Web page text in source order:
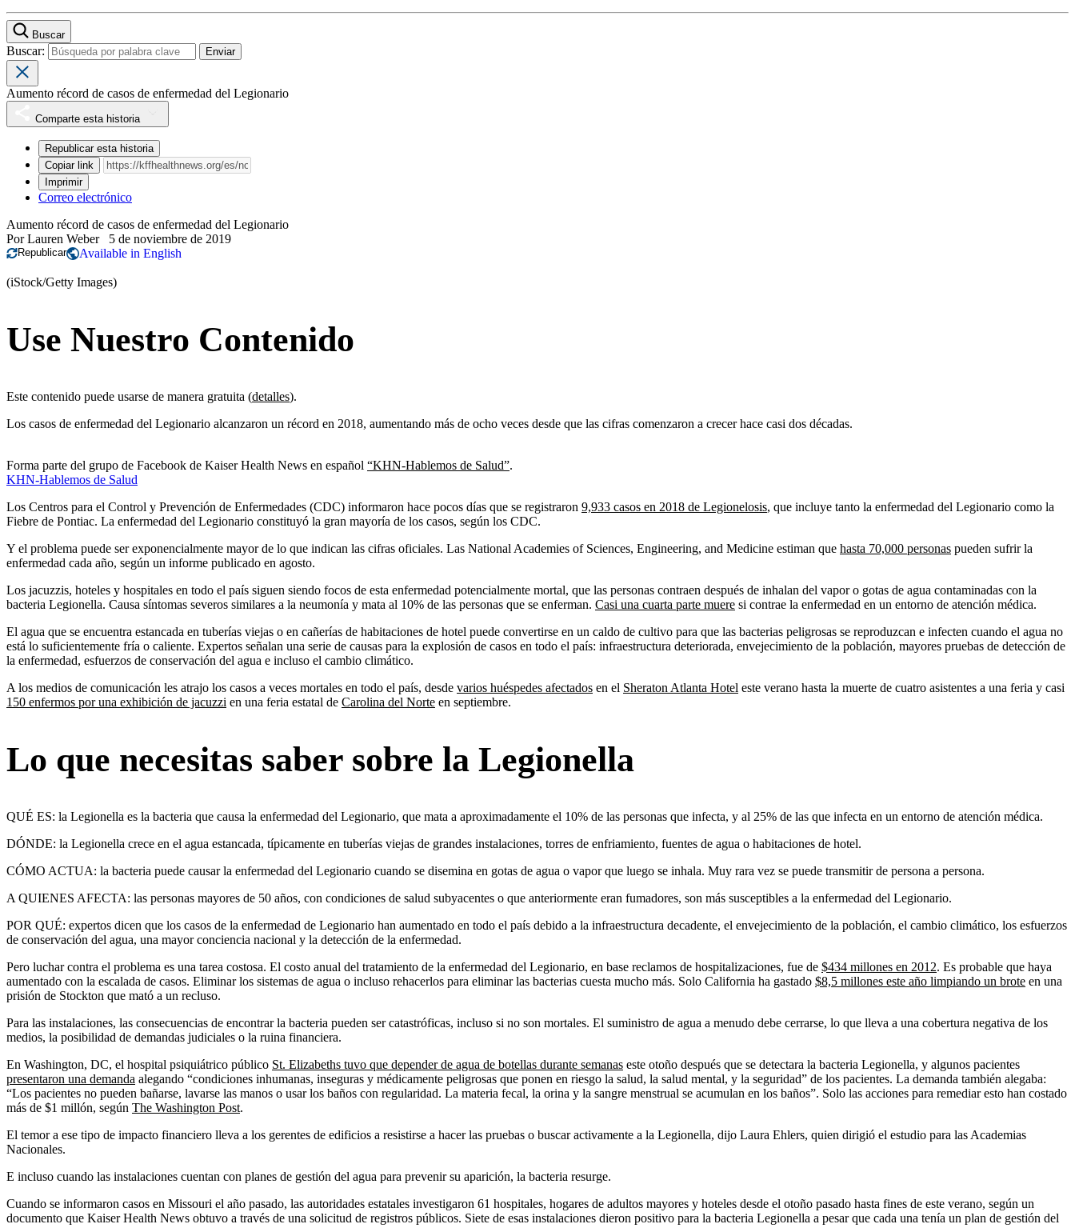
Buscar
Buscar:
Aumento récord de casos de enfermedad del Legionario
Comparte esta historia
Republicar esta historia
Copiar link
Imprimir
Correo electrónico
Aumento récord de casos de enfermedad del Legionario
PorLauren Weber 5 de noviembre de 2019
Republicar Available in English
(iStock/Getty Images)
Use Nuestro Contenido
Este contenido puede usarse de manera gratuita (detalles).
Los casos de enfermedad del Legionario alcanzaron un récord en 2018, aumentando más de ocho veces desde que las cifras comenzaron a crecer hace casi dos décadas.
Forma parte del grupo de Facebook de Kaiser Health News en español “KHN-Hablemos de Salud”.
KHN-Hablemos de Salud
Los Centros para el Control y Prevención de Enfermedades (CDC) informaron hace pocos días que se registraron 9,933 casos en 2018 de Legionelosis, que incluye tanto la enfermedad del Legionario como la
Fiebre de Pontiac. La enfermedad del Legionario constituyó la gran mayoría de los casos, según los CDC.
Y el problema puede ser exponencialmente mayor de lo que indican las cifras oficiales. Las National Academies of Sciences, Engineering, and Medicine estiman que hasta 70,000 personas pueden sufrir la
enfermedad cada año, según un informe publicado en agosto.
Los jacuzzis, hoteles y hospitales en todo el país siguen siendo focos de esta enfermedad potencialmente mortal, que las personas contraen después de inhalan del vapor o gotas de agua contaminadas con la
bacteria Legionella. Causa síntomas severos similares a la neumonía y mata al 10% de las personas que se enferman. Casi una cuarta parte muere si contrae la enfermedad en un entorno de atención médica.
El agua que se encuentra estancada en tuberías viejas o en cañerías de habitaciones de hotel puede convertirse en un caldo de cultivo para que las bacterias peligrosas se reproduzcan e infecten cuando el agua no
está lo suficientemente fría o caliente. Expertos señalan una serie de causas para la explosión de casos en todo el país: infraestructura deteriorada, envejecimiento de la población, mayores pruebas de detección de
la enfermedad, esfuerzos de conservación del agua e incluso el cambio climático.
A los medios de comunicación les atrajo los casos a veces mortales en todo el país, desde varios huéspedes afectados en el Sheraton Atlanta Hotel este verano hasta la muerte de cuatro asistentes a una feria y casi
150 enfermos por una exhibición de jacuzzi en una feria estatal de Carolina del Norte en septiembre.
Lo que necesitas saber sobre la Legionella
QUÉ ES: la Legionella es la bacteria que causa la enfermedad del Legionario, que mata a aproximadamente el 10% de las personas que infecta, y al 25% de las que infecta en un entorno de atención médica.
DÓNDE: la Legionella crece en el agua estancada, típicamente en tuberías viejas de grandes instalaciones, torres de enfriamiento, fuentes de agua o habitaciones de hotel.
CÓMO ACTUA: la bacteria puede causar la enfermedad del Legionario cuando se disemina en gotas de agua o vapor que luego se inhala. Muy rara vez se puede transmitir de persona a persona.
A QUIENES AFECTA: las personas mayores de 50 años, con condiciones de salud subyacentes o que anteriormente eran fumadores, son más susceptibles a la enfermedad del Legionario.
POR QUÉ: expertos dicen que los casos de la enfermedad de Legionario han aumentado en todo el país debido a la infraestructura decadente, el envejecimiento de la población, el cambio climático, los esfuerzos
de conservación del agua, una mayor conciencia nacional y la detección de la enfermedad.
Pero luchar contra el problema es una tarea costosa. El costo anual del tratamiento de la enfermedad del Legionario, en base reclamos de hospitalizaciones, fue de $434 millones en 2012. Es probable que haya
aumentado con la escalada de casos. Eliminar los sistemas de agua o incluso rehacerlos para eliminar las bacterias cuesta mucho más. Solo California ha gastado $8,5 millones este año limpiando un brote en una
prisión de Stockton que mató a un recluso.
Para las instalaciones, las consecuencias de encontrar la bacteria pueden ser catastróficas, incluso si no son mortales. El suministro de agua a menudo debe cerrarse, lo que lleva a una cobertura negativa de los
medios, la posibilidad de demandas judiciales o la ruina financiera.
En Washington, DC, el hospital psiquiátrico público St. Elizabeths tuvo que depender de agua de botellas durante semanas este otoño después que se detectara la bacteria Legionella, y algunos pacientes
presentaron una demanda alegando “condiciones inhumanas, inseguras y médicamente peligrosas que ponen en riesgo la salud, la salud mental, y la seguridad” de los pacientes. La demanda también alegaba:
“Los pacientes no pueden bañarse, lavarse las manos o usar los baños con regularidad. La materia fecal, la orina y la sangre menstrual se acumulan en los baños”. Solo las acciones para remediar esto han costado
más de $1 millón, según The Washington Post.
El temor a ese tipo de impacto financiero lleva a los gerentes de edificios a resistirse a hacer las pruebas o buscar activamente a la Legionella, dijo Laura Ehlers, quien dirigió el estudio para las Academias
Nacionales.
E incluso cuando las instalaciones cuentan con planes de gestión del agua para prevenir su aparición, la bacteria resurge.
Cuando se informaron casos en Missouri el año pasado, las autoridades estatales investigaron 61 hospitales, hogares de adultos mayores y hoteles desde el otoño pasado hasta fines de este verano, según un
documento que Kaiser Health News obtuvo a través de una solicitud de registros públicos. Siete de esas instalaciones dieron positivo para la bacteria Legionella a pesar que cada una tenía un plan de gestión del